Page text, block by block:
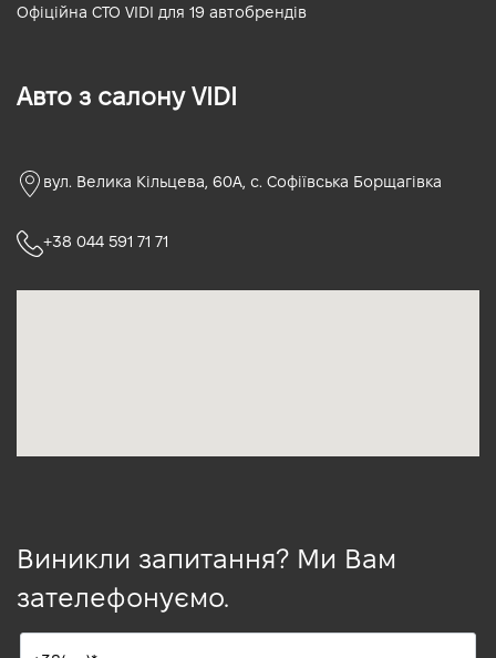
Офіційна СТО VIDI для 19 автобрендів
Авто з салону VIDI
вул. Велика Кільцева, 60А, с. Софіївська Борщагівка
+38 044 591 71 71
Виникли запитання? Ми Вам
зателефонуємо.